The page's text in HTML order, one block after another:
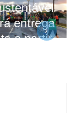
entrega
a partir